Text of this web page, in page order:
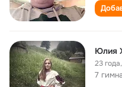
Юлия
23 года,
7